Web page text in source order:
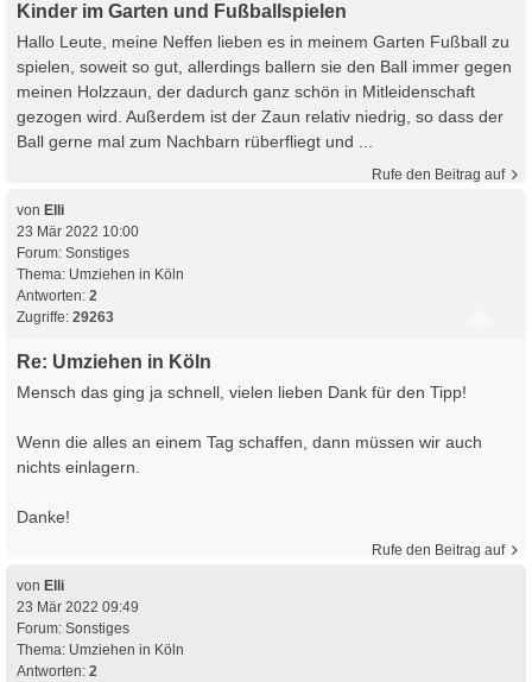
Kinder im Garten und Fußballspielen
Hallo Leute, meine Neffen lieben es in meinem Garten Fußball zu
spielen, soweit so gut, allerdings ballern sie den Ball immer gegen
meinen Holzzaun, der dadurch ganz schön in Mitleidenschaft
gezogen wird. Außerdem ist der Zaun relativ niedrig, so dass der
Ball gerne mal zum Nachbarn rüberfliegt und ...
Rufe den Beitrag auf
von Elli
23 Mär 2022 10:00
Forum: Sonstiges
Thema: Umziehen in Köln
Antworten: 2
Zugriffe: 29263
Re: Umziehen in Köln
Mensch das ging ja schnell, vielen lieben Dank für den Tipp!
Wenn die alles an einem Tag schaffen, dann müssen wir auch
nichts einlagern.
Danke!
Rufe den Beitrag auf
von Elli
23 Mär 2022 09:49
Forum: Sonstiges
Thema: Umziehen in Köln
Antworten: 2